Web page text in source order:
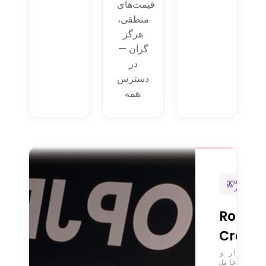
قیمت‌های
منطقی،
هرگز
گران —
در
دسترس
همه.
سخن
Crevel
و
مدیرعامل —